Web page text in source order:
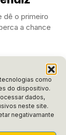
como
do dispositivo.
dados,
neste site.
negativamante
dê o primeiro
a chance